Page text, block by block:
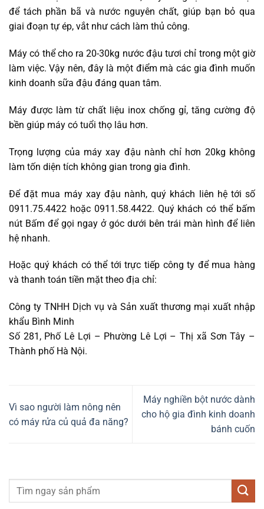
để tách phần bã và nước nguyên chất, giúp bạn bỏ qua
giai đoạn tự ép, vắt như cách làm thủ công.
Máy có thể cho ra 20-30kg nước đậu tươi chỉ trong một giờ
làm việc. Vậy nên, đây là một điểm mà các gia đình muốn
kinh doanh sữa đậu đáng quan tâm.
Máy được làm từ chất liệu inox chống gỉ, tăng cường độ
bền giúp máy có tuổi thọ lâu hơn.
Trọng lượng của máy xay đậu nành chỉ hơn 20kg không
làm tốn diện tích không gian trong gia đình.
Để đặt mua máy xay đậu nành, quý khách liên hệ tới số
0911.75.4422 hoặc 0911.58.4422. Quý khách có thể bấm
nút Bấm để gọi ngay ở góc dưới bên trái màn hình để liên
hệ nhanh.
Hoặc quý khách có thể tới trực tiếp công ty để mua hàng
và thanh toán tiền mặt theo địa chỉ:
Công ty TNHH Dịch vụ và Sản xuất thương mại xuất nhập
khẩu Bình Minh
Số 281, Phố Lê Lợi – Phường Lê Lợi – Thị xã Sơn Tây –
Thành phố Hà Nội.
Vì sao người làm nông nên
có máy rửa củ quả đa năng?
Máy nghiền bột nước dành
cho hộ gia đình kinh doanh
bánh cuốn